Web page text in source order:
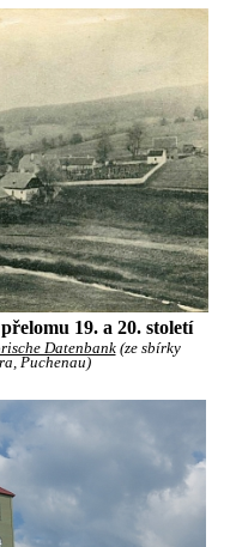
19. a 20. století
Datenbank(ze sbírky
Puchenau)